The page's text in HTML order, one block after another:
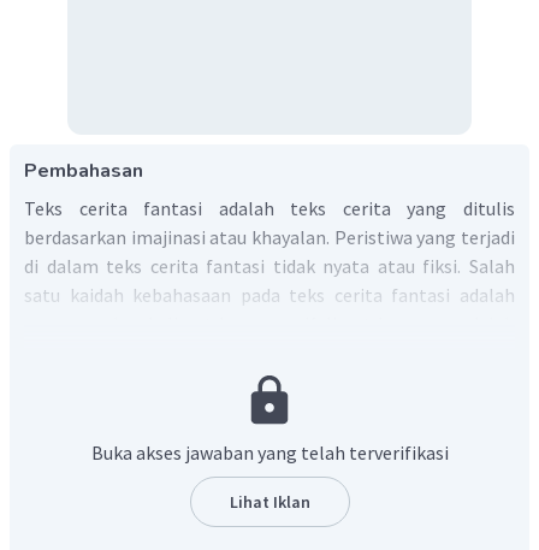
Pembahasan
Teks cerita fantasi adalah teks cerita yang ditulis
berdasarkan imajinasi atau khayalan. Peristiwa yang terjadi
di dalam teks cerita fantasi tidak nyata atau fiksi. Salah
satu kaidah kebahasaan pada teks cerita fantasi adalah
sama persis dengan apa yang diucapkannya. Selain kalimat
langsung, ada juga kalimat tidak langsung, yaitu kalimat
kalimat berita. Ciri-ciri kalimat tidak langsung sebagai
Buka akses jawaban yang telah terverifikasi
Lihat Iklan